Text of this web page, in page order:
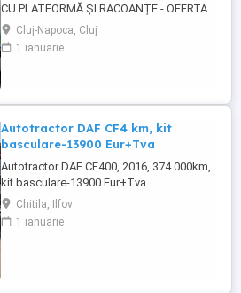
CU PLATFORMĂ ȘI RACOANȚE - OFERTA
SPECIALĂ 2026 !! - VEHICULE NOI ( 2025 ) -
VEHICULE PE STOC SAU ÎN FABRICAȚIE
ZASLAW !! DESCRIERE: - Semiremorci
material lemnos forestier , mărfuri
Cluj-Napoca, Cluj
1 ianuarie
Autotractor DAF CF4 km, kit
basculare-13900 Eur+Tva
Autotractor DAF CF400, 2016, 374.000km,
kit basculare-13900 Eur+Tva
Chitila, Ilfov
1 ianuarie